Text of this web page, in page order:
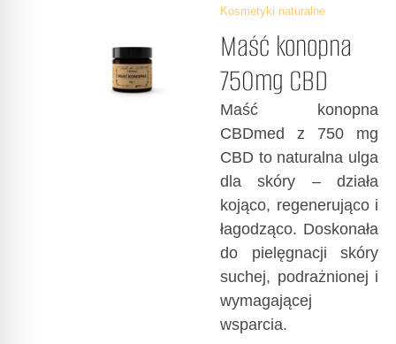
Kosmetyki naturalne
Maść konopna
750mg CBD
Maść konopna
CBDmed z 750 mg
CBD to naturalna ulga
dla skóry – działa
kojąco, regenerująco i
łagodząco. Doskonała
do pielęgnacji skóry
suchej, podrażnionej i
wymagającej
wsparcia.